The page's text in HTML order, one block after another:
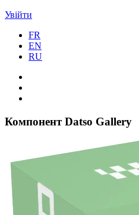
Увійти
FR
EN
RU
Компонент Datso Gallery